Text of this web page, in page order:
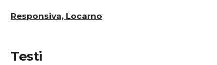
Responsiva, Locarno
Testi